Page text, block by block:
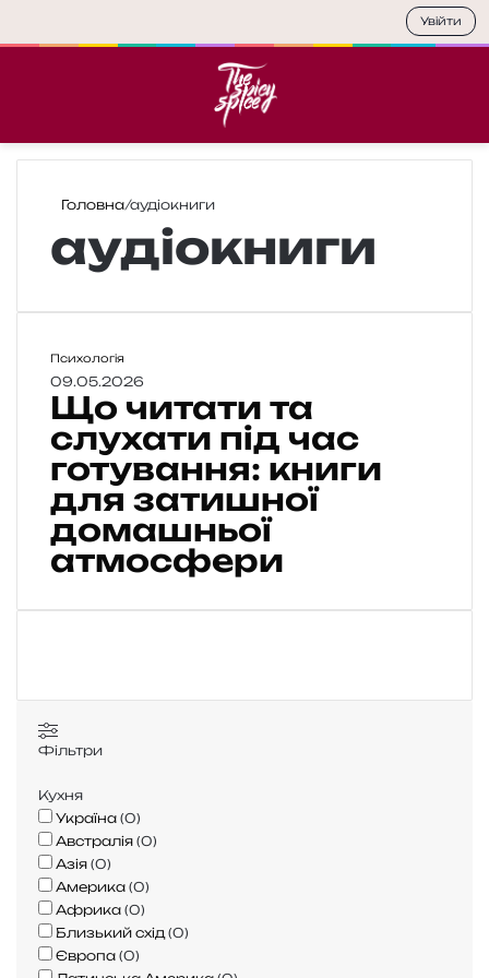
Головна/аудіокниги
аудіокниги
Щ
о
т
а
т
и
т
а
л
т
и
п
д
ч
а
с
г
о
т
у
Психологія
09.05.2026
Що читати та
слухати під час
готування: книги
для затишної
домашньої
атмосфери
Фільтри
Кухня
Україна (0)
Австралія (0)
Азія (0)
Америка (0)
Африка (0)
Близький схід (0)
Європа (0)
Увійти